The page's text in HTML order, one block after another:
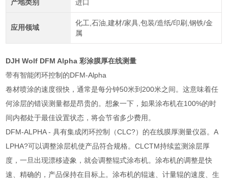
产地类别 进口
应用领域
化工,石油,建材/家具,包装/造纸/印刷,钢铁/金
属
DJH Wolf DFM Alpha 彩涂膜厚在线测量
带有智能闭环控制的DFM-Alpha
卷材喷涂的速度很快，通常是每分钟50米到200米之间。这意味着任
何涂层的错误测量都是昂贵的。想象一下，如果涂布机在100%的时
间内都处于最佳设置状态，将会节省多少费用。
DFM-ALPHA - 具有集成闭环控制（CLC?）的在线膜厚测量仪器。A
LPHA?可以调整涂层机使产品符合规格。CLCTM持续监测涂层厚
度，一旦出现漂移迹象，就会调整辊式涂布机。涂布机的调整是快
速、精确的，产品保持在目标上。涂布机的辊速、计量辊的速度、生